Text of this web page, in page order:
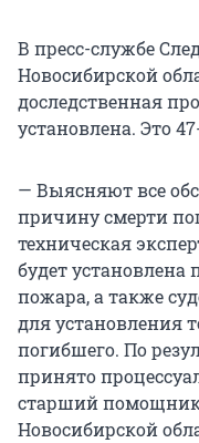
В пресс-службе
Новосибирской
доследственная
установлена. Это
— Выясняют все
причину смерти
техническая
будет
пожара, а также
для установления
погибшего. По
принято
старший помощник
Новосибирской